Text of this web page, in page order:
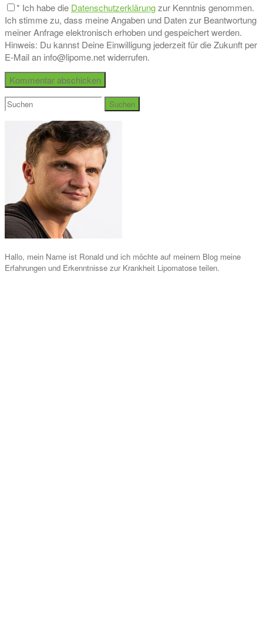
* Ich habe die Datenschutzerklärungzur Kenntnis genommen.
Ich stimme zu, dass meine Angaben und Daten zur Beantwortung
meiner Anfrage elektronisch erhoben und gespeichert werden.
Hinweis: Du kannst Deine Einwilligung jederzeit für die Zukunft per
E-Mail an info@lipome.net widerrufen.
Suchen
Hallo, mein Name ist Ronald und ich möchte auf meinem Blog meine
Erfahrungen und Erkenntnisse zur Krankheit Lipomatose teilen.